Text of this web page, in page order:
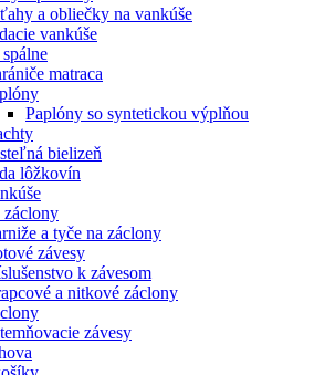
a obliečky na vankúše
vankúše
matraca
Paplóny so syntetickou výplňou
bielizeň
lôžkovín
záclony
a tyče na záclony
závesy
k závesom
a nitkové záclony
závesy